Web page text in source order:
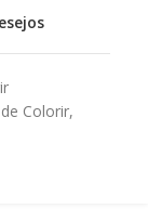
Colorir,